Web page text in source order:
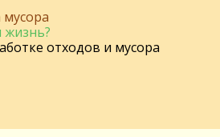
жизнь?
отходов и мусора